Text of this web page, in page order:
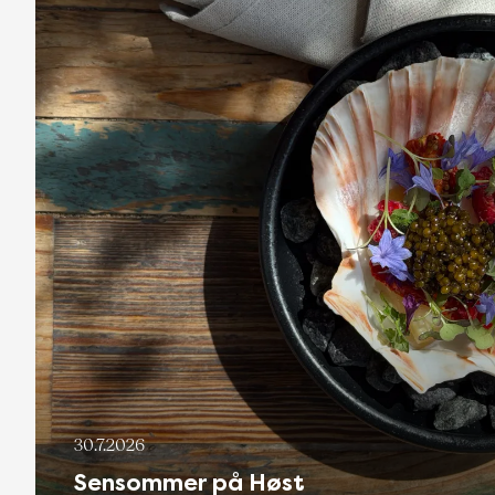
30.7.2026
Sensommer på Høst